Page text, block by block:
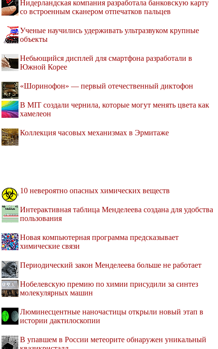
Нидерландская компания разработала банковскую карту
со встроенным сканером отпечатков пальцев
Ученые научились удерживать ультразвуком крупные
объекты
Небьющийся дисплей для смартфона разработали в
Южной Корее
«Шоринофон» — первый отечественный диктофон
В MIT создали чернила, которые могут менять цвета как
хамелеон
Коллекция часовых механизмах в Эрмитаже
10 невероятно опасных химических веществ
Интерактивная таблица Менделеева создана для удобства
пользования
Новая компьютерная программа предсказывает
химические связи
Периодический закон Менделеева больше не работает
Нобелевскую премию по химии присудили за синтез
молекулярных машин
Люминесцентные наночастицы открыли новый этап в
истории дактилоскопии
В упавшем в России метеорите обнаружен уникальный